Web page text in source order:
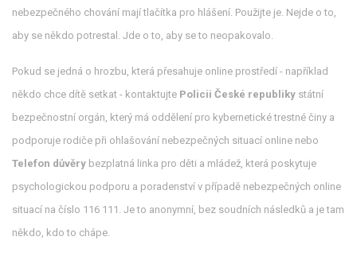
nebezpečného chování mají tlačítka pro hlášení. Použijte je. Nejde o to,
aby se někdo potrestal. Jde o to, aby se to neopakovalo.
Pokud se jedná o hrozbu, která přesahuje online prostředí - například
někdo chce dítě setkat - kontaktujte Policii České republiky státní
bezpečnostní orgán, který má oddělení pro kybernetické trestné činy a
podporuje rodiče při ohlašování nebezpečných situací online nebo
Telefon důvěry bezplatná linka pro děti a mládež, která poskytuje
psychologickou podporu a poradenství v případě nebezpečných online
situací na číslo 116 111. Je to anonymní, bez soudních následků a je tam
někdo, kdo to chápe.